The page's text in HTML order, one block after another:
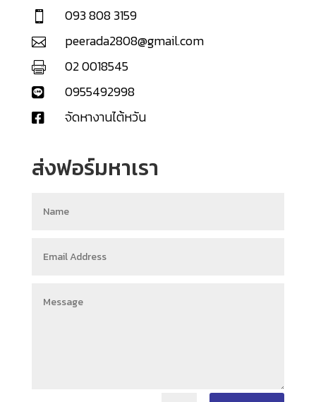
 093 808 3159
 peerada2808@gmail.com
 02 0018545
 0955492998
 จัดหางานไต้หวัน
ส่งฟอร์มหาเรา